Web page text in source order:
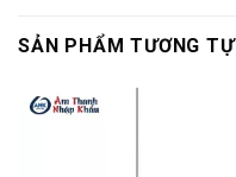
SẢN PHẨM TƯƠNG TỰ